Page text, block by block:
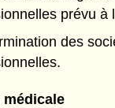
prévu à
des